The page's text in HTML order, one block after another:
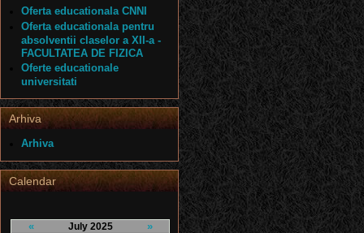
Oferta educationala CNNI
Oferta educationala pentru
absolventii claselor a XII-a -
FACULTATEA DE FIZICA
Oferte educationale
universitati
Arhiva
Arhiva
Calendar
« July 2025 »